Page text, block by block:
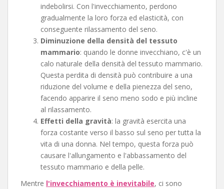
indebolirsi. Con l'invecchiamento, perdono
gradualmente la loro forza ed elasticità, con
conseguente rilassamento del seno.
Diminuzione della densità del tessuto
mammario: quando le donne invecchiano, c'è un
calo naturale della densità del tessuto mammario.
Questa perdita di densità può contribuire a una
riduzione del volume e della pienezza del seno,
facendo apparire il seno meno sodo e più incline
al rilassamento.
Effetti della gravità: la gravità esercita una
forza costante verso il basso sul seno per tutta la
vita di una donna. Nel tempo, questa forza può
causare l'allungamento e l'abbassamento del
tessuto mammario e della pelle.
Mentre l'invecchiamento è inevitabile, ci sono